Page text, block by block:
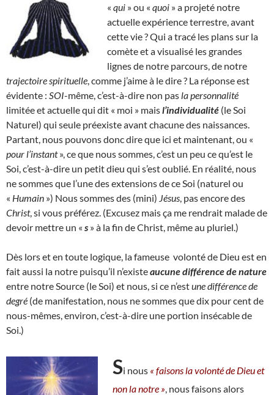
« qui » ou « quoi » a projeté notre
actuelle expérience terrestre, avant
cette vie ? Qui a tracé les plans sur la
comète et a visualisé les grandes
lignes de notre parcours, de notre
trajectoire spirituelle , comme j’aime à le dire ? La réponse est
évidente : SOI-même, c’est-à-dire non pas la personnalité
limitée et actuelle qui dit « moi » maisl’individualité (le Soi
Naturel) qui seule préexiste avant chacune des naissances.
Partant, nous pouvons donc dire que ici et maintenant, ou «
pour l’instant», ce que nous sommes, c’est un peu ce qu’est le
Soi, c’est-à-dire un petit dieu qui s’est oublié. En réalité, nous
ne sommes que l’une des extensions de ce Soi (naturel ou
« Humain ») Nous sommes des (mini) Jésus , pas encore des
Christ, si vous préférez. (Excusez mais ça me rendrait malade de
devoir mettre un « s » à la fin de Christ, même au pluriel.)
Dès lors et en toute logique, la fameuse volonté de Dieu est en
fait aussi la notre puisqu’il n’existeaucune différence de nature
entre notre Source (le Soi) et nous, si ce n’estune différence de
degré (de manifestation, nous ne sommes que dix pour cent de
nous-mêmes, environ, c’est-à-dire une portion insécable de
Soi.)
Si nous « faisons la volonté de Dieu et
non la notre » , nous faisons alors